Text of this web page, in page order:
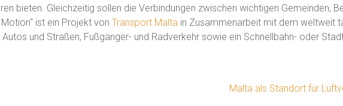
bieten. Gleichzeitig sollen die Verbindungen zwischen wichtigen Gemeinden,
ist ein Projekt von Transport Malta in Zusammenarbeit mit dem weltweit
Autos und Straßen, Fußgänger- und Radverkehr sowie ein Schnellbahn- oder
Malta als Standort für